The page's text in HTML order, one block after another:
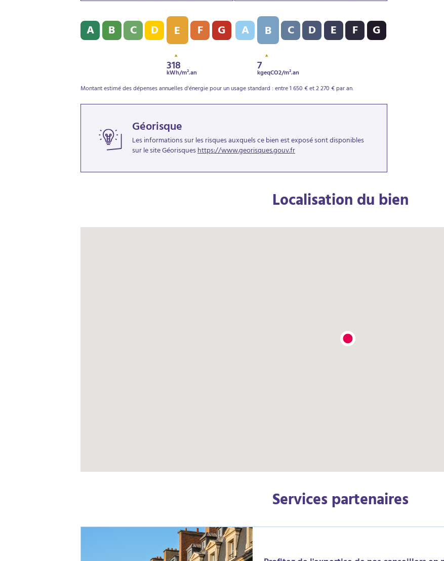
Diagnostic de performance énergétique (DPE) : E - 318 kWh/m².an
A B C D E
318
kWh/m².an
F G Indice d’émission de gaz à effet de serre (GES) : B - 7
A B
7
kgeqCO2/m².an
C D E F G
Montant estimé des dépenses annuelles d'énergie pour un usage standard : entre 1 650 € et 2 270 € par an.
Géorisque
Les informations sur les risques auxquels ce bien est exposé sont disponibles
sur le site Géorisqueshttps://www.georisques.gouv.fr
Localisation du bien
Services partenaires